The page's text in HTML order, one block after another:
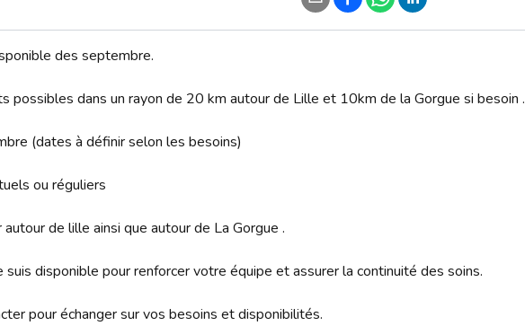
des septembre.
possibles dans un rayon de 20 km autour de Lille et 10km de la Gorgue si besoin .
(dates à définir selon les besoins)
ou réguliers
de lille ainsi que autour de La Gorgue .
disponible pour renforcer votre équipe et assurer la continuité des soins.
pour échanger sur vos besoins et disponibilités.